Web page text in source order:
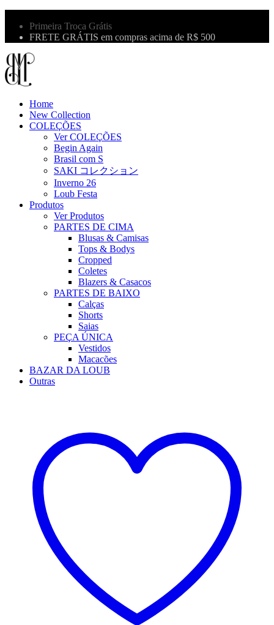
Primeira Troca Grátis
FRETE GRÁTIS em compras acima de R$ 500
Home
New Collection
COLEÇÕES
Ver COLEÇÕES
Begin Again
Brasil com S
SAKI コレクション
Inverno 26
Loub Festa
Produtos
Ver Produtos
PARTES DE CIMA
Blusas & Camisas
Tops & Bodys
Cropped
Coletes
Blazers & Casacos
PARTES DE BAIXO
Calças
Shorts
Saias
PEÇA ÚNICA
Vestidos
Macacões
BAZAR DA LOUB
Outras